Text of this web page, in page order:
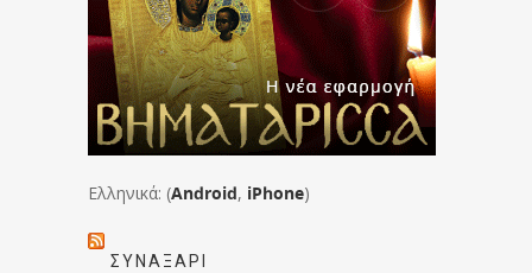
Ελληνικά: (Android, iPhone)
ΣΥΝΑΞΆΡΙ